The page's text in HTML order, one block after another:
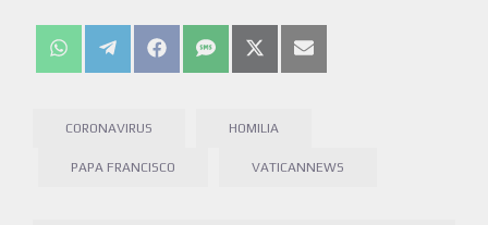
CORONAVIRUS HOMILIA
PAPA FRANCISCO VATICANNEWS